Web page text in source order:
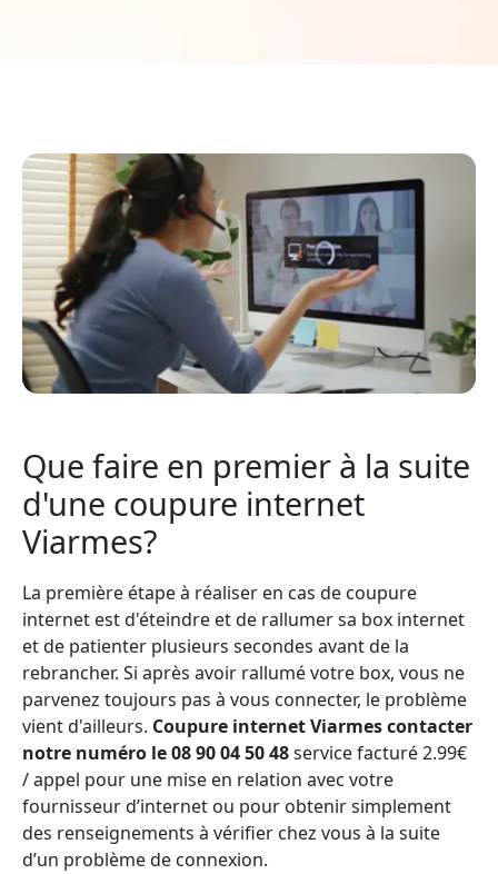
Que faire en premier à la suite
d'une coupure internet
Viarmes?
La première étape à réaliser en cas de coupure
internet est d'éteindre et de rallumer sa box internet
et de patienter plusieurs secondes avant de la
rebrancher. Si après avoir rallumé votre box, vous ne
parvenez toujours pas à vous connecter, le problème
vient d'ailleurs. Coupure internet Viarmes contacter
notre numéro le 08 90 04 50 48service facturé 2.99€
/ appel pour une mise en relation avec votre
fournisseur d’internet ou pour obtenir simplement
des renseignements à vérifier chez vous à la suite
d’un problème de connexion.